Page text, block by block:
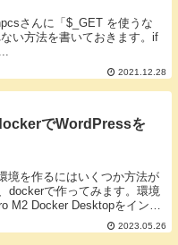
さんに「$_GET を使うな
い方法を書いておきます。if
2021.12.28
でWordPressを
境を作るにはいくつか方法が
dockerで作ってみます。環境
M2 Docker Desktopをインス
compose.ymlの作成書類
に任意のフォルダを用意...
2023.05.26